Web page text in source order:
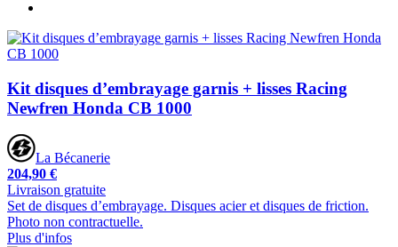
Kit disques d’embrayage garnis + lisses Racing
Newfren Honda CB 1000
La Bécanerie
204,90 €
Livraison gratuite
Set de disques d’embrayage. Disques acier et disques de friction.
Photo non contractuelle.
Plus d'infos